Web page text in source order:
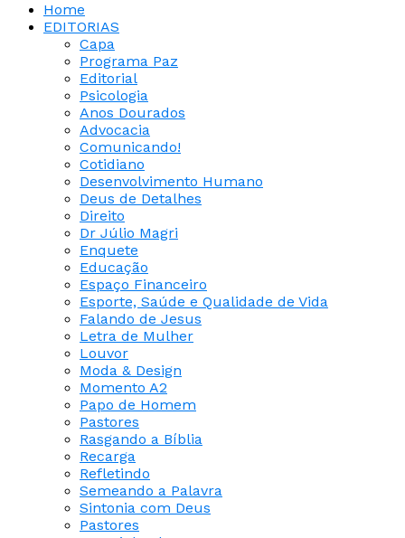
Home
EDITORIAS
Capa
Programa Paz
Editorial
Psicologia
Anos Dourados
Advocacia
Comunicando!
Cotidiano
Desenvolvimento Humano
Deus de Detalhes
Direito
Dr Júlio Magri
Enquete
Educação
Espaço Financeiro
Esporte, Saúde e Qualidade de Vida
Falando de Jesus
Letra de Mulher
Louvor
Moda & Design
Momento A2
Papo de Homem
Pastores
Rasgando a Bíblia
Recarga
Refletindo
Semeando a Palavra
Sintonia com Deus
Pastores